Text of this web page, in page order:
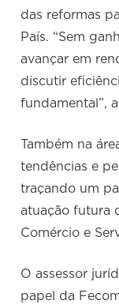
das reformas
País. “Sem
avançar em
discutir
fundamental”,
Também na
tendências e
traçando um
atuação futura
Comércio e
O assessor
papel da